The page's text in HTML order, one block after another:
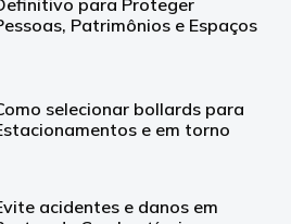
para Proteger
Patrimônios e Espaços
selecionar bollards para
e em torno
acidentes e danos em